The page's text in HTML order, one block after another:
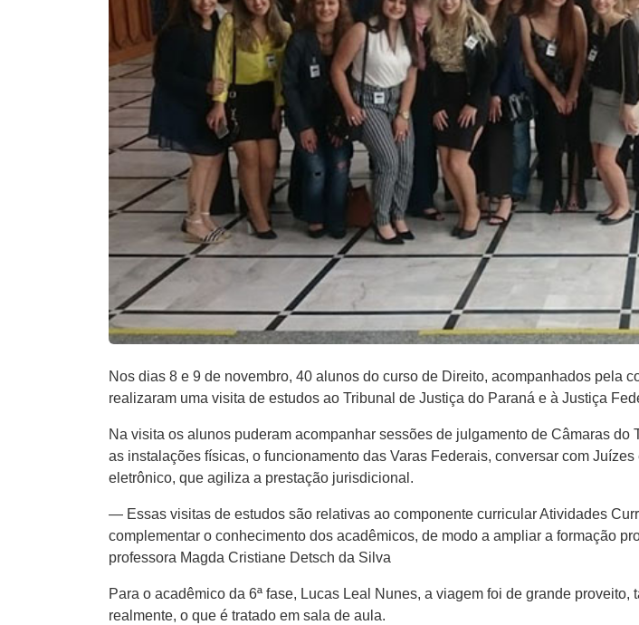
Nos dias 8 e 9 de novembro, 40 alunos do curso de Direito, acompanhados pela
realizaram uma visita de estudos ao Tribunal de Justiça do Paraná e à Justiça
Na visita os alunos puderam acompanhar sessões de julgamento de Câmaras
as instalações físicas, o funcionamento das Varas Federais, conversar com
eletrônico, que agiliza a prestação jurisdicional.
— Essas visitas de estudos são relativas ao componente curricular Atividades
complementar o conhecimento dos acadêmicos, de modo a ampliar a formação
professora Magda Cristiane Detsch da Silva
Para o acadêmico da 6ª fase, Lucas Leal Nunes, a viagem foi de grande
realmente, o que é tratado em sala de aula.